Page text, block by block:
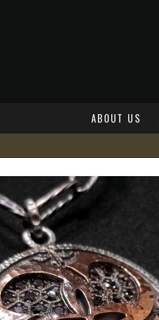
ABOUT US